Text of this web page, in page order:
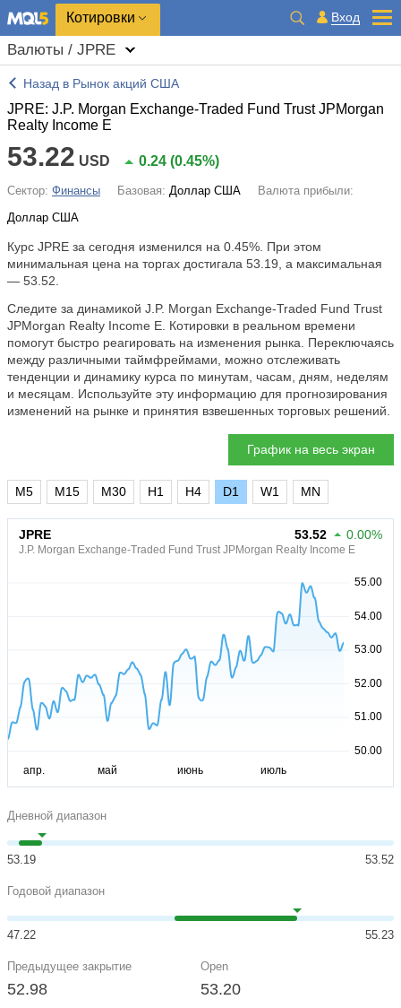
Котировки Вход
Валюты / JPRE
Назад в Рынок акций США
JPRE: J.P. Morgan Exchange-Traded Fund Trust JPMorgan
Realty Income E
53.22 USD 0.24 (0.45%)
Сектор: Финансы Базовая: Доллар США
Валюта прибыли:
Доллар США
Курс JPRE за сегодня изменился на 0.45% . При этом
минимальная цена на торгах достигала 53.19, а максимальная
— 53.52.
Следите за динамикой J.P. Morgan Exchange-Traded Fund Trust
JPMorgan Realty Income E. Котировки в реальном времени
помогут быстро реагировать на изменения рынка. Переключаясь
между различными таймфреймами, можно отслеживать
тенденции и динамику курса по минутам, часам, дням, неделям
и месяцам. Используйте эту информацию для прогнозирования
изменений на рынке и принятия взвешенных торговых решений.
График на весь экран
M5 M15 M30 H1 H4 D1 W1 MN
JPRE
J.P. Morgan Exchange-Traded Fund Trust JPMorgan Realty Income E
53.52 0.00%
Дневной диапазон
53.19 53.52
Годовой диапазон
47.22 55.23
Предыдущее закрытие
52.98
Open
53.20